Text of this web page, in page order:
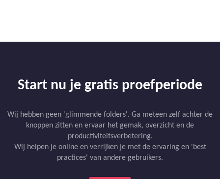
Start nu je gratis proefperiode
Wij hebben geen 'glimmende folders'. Ga meteen zelf achter de
knoppen zitten en ervaar het gemak, overzicht en de
productiviteitsverbetering.
Wij helpen je online en verrijken je met de ervaring en 'best
practices' van andere gebruikers.